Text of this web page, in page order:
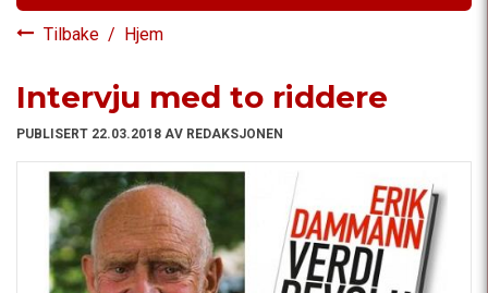
Tilbake / Hjem
Intervju med to riddere
PUBLISERT 22.03.2018 AV REDAKSJONEN